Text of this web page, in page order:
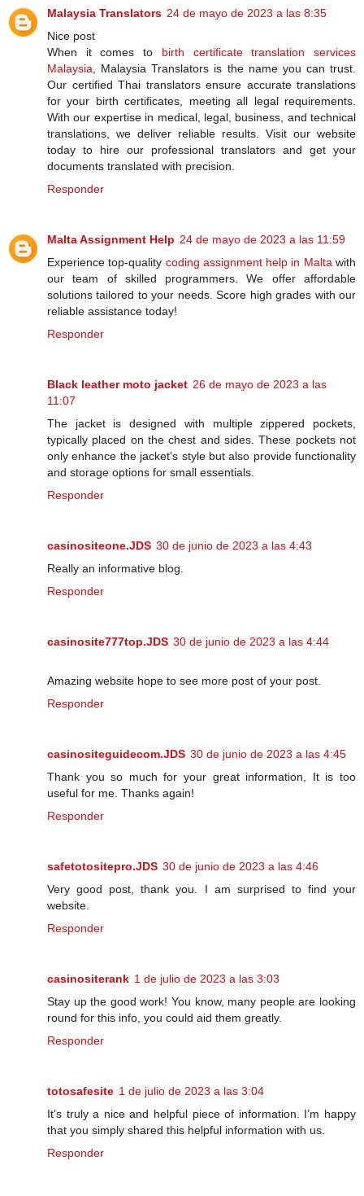
Malaysia Translators 24 de mayo de 2023 a las 8:35
Nice post
When it comes to birth certificate translation services
Malaysia, Malaysia Translators is the name you can trust.
Our certified Thai translators ensure accurate translations
for your birth certificates, meeting all legal requirements.
With our expertise in medical, legal, business, and technical
translations, we deliver reliable results. Visit our website
today to hire our professional translators and get your
documents translated with precision.
Responder
Malta Assignment Help 24 de mayo de 2023 a las 11:59
Experience top-quality coding assignment help in Maltawith
our team of skilled programmers. We offer affordable
solutions tailored to your needs. Score high grades with our
reliable assistance today!
Responder
Black leather moto jacket 26 de mayo de 2023 a las
11:07
The jacket is designed with multiple zippered pockets,
typically placed on the chest and sides. These pockets not
only enhance the jacket's style but also provide functionality
and storage options for small essentials.
Responder
casinositeone.JDS 30 de junio de 2023 a las 4:43
Really an informative blog.
Responder
casinosite777top.JDS 30 de junio de 2023 a las 4:44
Amazing website hope to see more post of your post.
Responder
casinositeguidecom.JDS 30 de junio de 2023 a las 4:45
Thank you so much for your great information, It is too
useful for me. Thanks again!
Responder
safetotositepro.JDS 30 de junio de 2023 a las 4:46
Very good post, thank you. I am surprised to find your
website.
Responder
casinositerank 1 de julio de 2023 a las 3:03
Stay up the good work! You know, many people are looking
round for this info, you could aid them greatly.
Responder
totosafesite 1 de julio de 2023 a las 3:04
It’s truly a nice and helpful piece of information. I’m happy
that you simply shared this helpful information with us.
Responder